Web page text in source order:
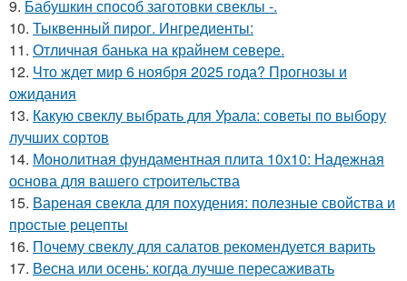
9. Бабушкин способ заготовки свеклы -.
10. Тыквенный пирог. Ингредиенты:
11. Отличная банька на крайнем севере.
12. Что ждет мир 6 ноября 2025 года? Прогнозы и
ожидания
13. Какую свеклу выбрать для Урала: советы по выбору
лучших сортов
14. Монолитная фундаментная плита 10х10: Надежная
основа для вашего строительства
15. Вареная свекла для похудения: полезные свойства и
простые рецепты
16. Почему свеклу для салатов рекомендуется варить
17. Весна или осень: когда лучше пересаживать